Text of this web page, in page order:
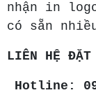
nhận in
có sẵn
LIÊN HỆ ĐẶT
Hotline: